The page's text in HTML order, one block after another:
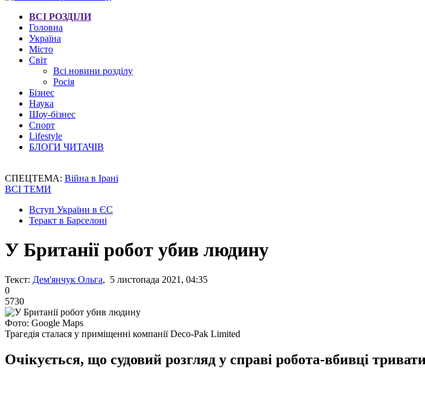
ВСІ РОЗДІЛИ
Головна
Україна
Місто
Світ
Всі новини розділу
Росія
Бізнес
Наука
Шоу-бізнес
Спорт
Lifestyle
БЛОГИ ЧИТАЧІВ
СПЕЦТЕМА: Війна в Ірані
ВСІ ТЕМИ
Вступ України в ЄС
Теракт в Барселоні
У Британії робот убив людину
Текст: Дем'янчук Ольга, 5 листопада 2021, 04:35
0
5730
Фото: Google Maps
Трагедія сталася у приміщенні компанії Deco-Pak Limited
Очікується, що судовий розгляд у справі робота-вбивці